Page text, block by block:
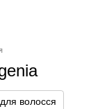
волосся